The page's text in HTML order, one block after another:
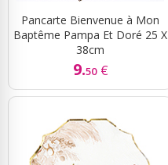
Pancarte Bienvenue à Mon
Baptême Pampa Et Doré 25 X
38cm
9.50 €